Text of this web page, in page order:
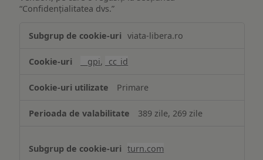
“Confidențialitatea dvs.”
țintită
viata-libera.ro
__gpi, _cc_id
Primare
389 zile, 269 zile
turn.com